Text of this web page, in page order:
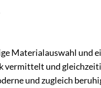
Materialauswahl und
vermittelt und
und zugleich